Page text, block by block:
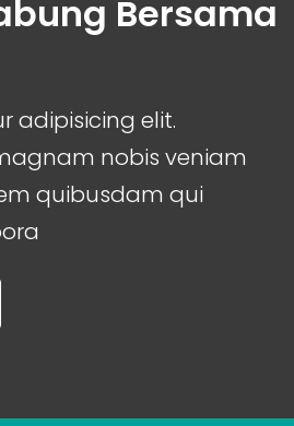
Bersama
adipisicing elit.
nobis veniam
quibusdam qui